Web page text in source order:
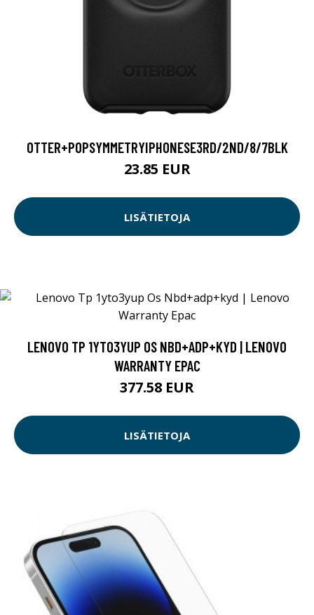
OTTER+POPSYMMETRYIPHONESE3RD/2ND/8/7BLK
23.85 EUR
LISÄTIETOJA
LENOVO TP 1YTO3YUP OS NBD+ADP+KYD | LENOVO
WARRANTY EPAC
377.58 EUR
LISÄTIETOJA